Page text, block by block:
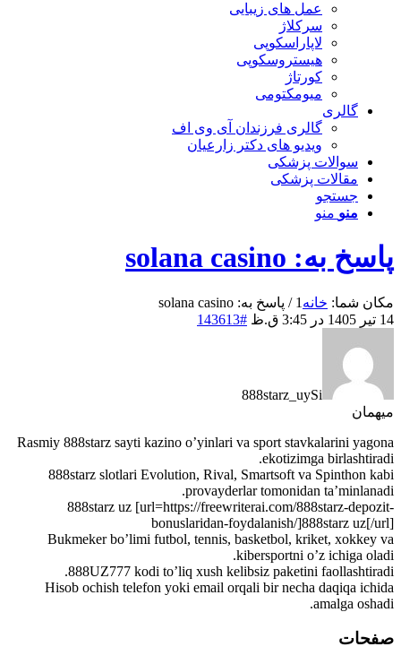
عمل های زیبایی
سرکلاژ
لاپاراسکوپی
هیستروسکوپی
کورتاژ
میومکتومی
گالری
گالری فرزندان آی وی اف
ویدیو های دکتر زارعیان
سوالات پزشکی
مقالات پزشکی
جستجو
منو منو
پاسخ به: solana casino
مکان شما: خانه 1
/ پاسخ به: solana casino
14 تیر 1405 در 3:45 ق.ظ
#143613
888starz_uySi
میهمان
Rasmiy 888starz sayti kazino o’yinlari va sport stavkalarini yagona
ekotizimga birlashtiradi.
888starz slotlari Evolution, Rival, Smartsoft va Spinthon kabi
provayderlar tomonidan ta’minlanadi.
888starz uz [url=https://freewriterai.com/888starz-depozit-
bonuslaridan-foydalanish/]888starz uz[/url]
Bukmeker bo’limi futbol, tennis, basketbol, kriket, xokkey va
kibersportni o’z ichiga oladi.
888UZ777 kodi to’liq xush kelibsiz paketini faollashtiradi.
Hisob ochish telefon yoki email orqali bir necha daqiqa ichida
amalga oshadi.
صفحات